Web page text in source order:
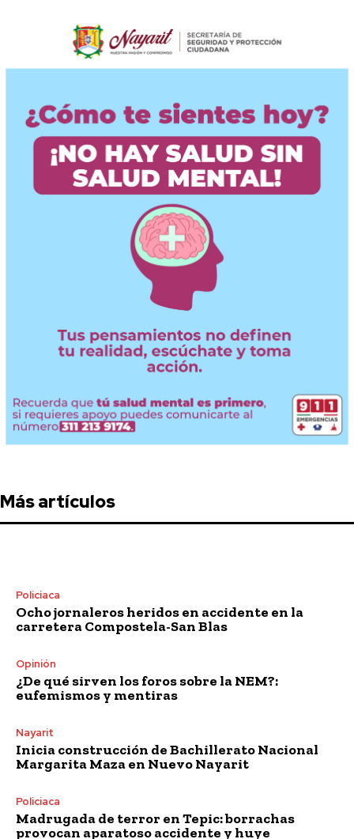
Más artículos
Policiaca
Ocho jornaleros heridos en accidente en la
carretera Compostela-San Blas
Opinión
¿De qué sirven los foros sobre la NEM?:
eufemismos y mentiras
Nayarit
Inicia construcción de Bachillerato Nacional
Margarita Maza en Nuevo Nayarit
Policiaca
Madrugada de terror en Tepic: borrachas
provocan aparatoso accidente y huye